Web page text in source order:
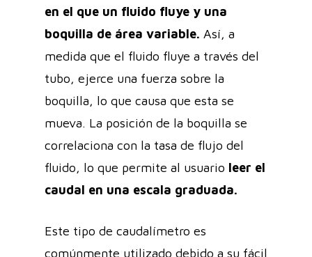
en el que un fluido fluye y una
boquilla de área variable. Así, a
medida que el fluido fluye a través del
tubo, ejerce una fuerza sobre la
boquilla, lo que causa que esta se
mueva. La posición de la boquilla se
correlaciona con la tasa de flujo del
fluido, lo que permite al usuario leer el
caudal en una escala graduada.
Este tipo de caudalímetro es
comúnmente utilizado debido a su fácil